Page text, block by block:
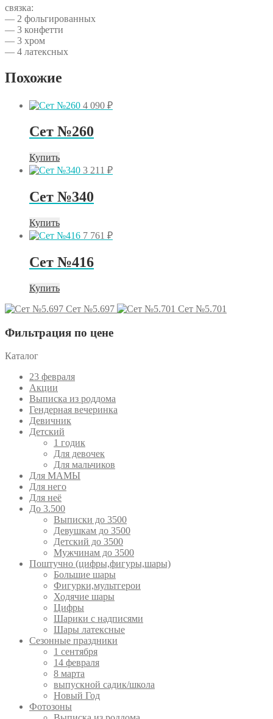
связка:
— 2 фольгированных
— 3 конфетти
— 3 хром
— 4 латексных
Похожие
4 090 ₽
Сет №260
Купить
3 211 ₽
Сет №340
Купить
7 761 ₽
Сет №416
Купить
Сет №5.697
Сет №5.701
Фильтрация по цене
Каталог
23 февраля
Акции
Выписка из роддома
Гендерная вечеринка
Девичник
Детский
1 годик
Для девочек
Для мальчиков
Для МАМЫ
Для него
Для неё
До 3.500
Выписки до 3500
Девушкам до 3500
Детский до 3500
Мужчинам до 3500
Поштучно (цифры,фигуры,шары)
Большие шары
Фигурки,мультгерои
Ходячие шары
Цифры
Шарики с надписями
Шары латексные
Сезонные праздники
1 сентября
14 февраля
8 марта
выпускной садик/школа
Новый Год
Фотозоны